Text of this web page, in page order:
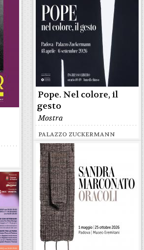
Pope. Nel colore, il
gesto
Mostra
PALAZZO ZUCKERMANN